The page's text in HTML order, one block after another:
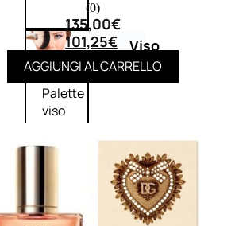
Viso
Palette
viso
viso
Fard/Blush
(0)
135,00€
101,25€
AGGIUNGI AL CARRELLO